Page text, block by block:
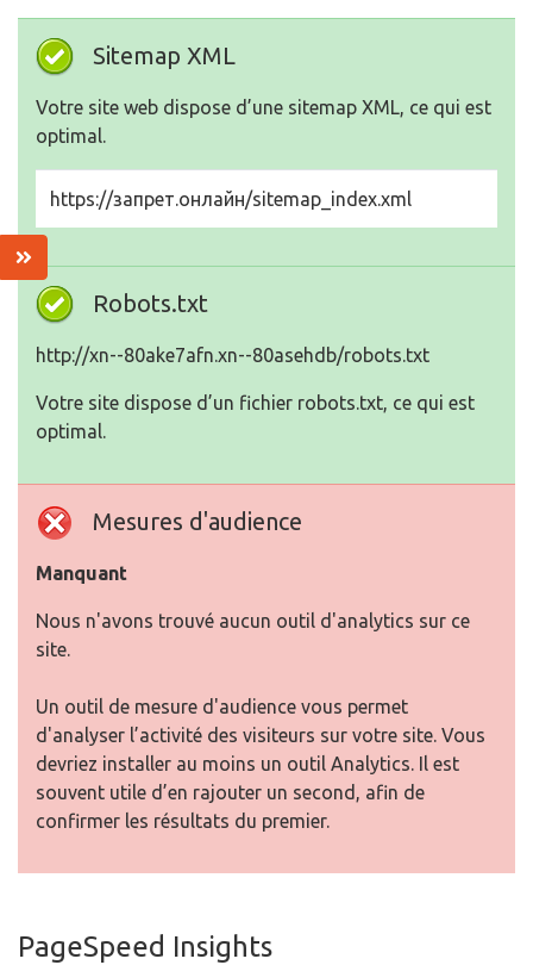
Sitemap XML
Votre site web dispose d’une sitemap XML, ce qui est
optimal.
https://запрет.онлайн/sitemap_index.xml
Robots.txt
http://xn--80ake7afn.xn--80asehdb/robots.txt
Votre site dispose d’un fichier robots.txt, ce qui est
optimal.
Mesures d'audience
Manquant
Nous n'avons trouvé aucun outil d'analytics sur ce
site.
Un outil de mesure d'audience vous permet
d'analyser l’activité des visiteurs sur votre site. Vous
devriez installer au moins un outil Analytics. Il est
souvent utile d’en rajouter un second, afin de
confirmer les résultats du premier.
PageSpeed Insights